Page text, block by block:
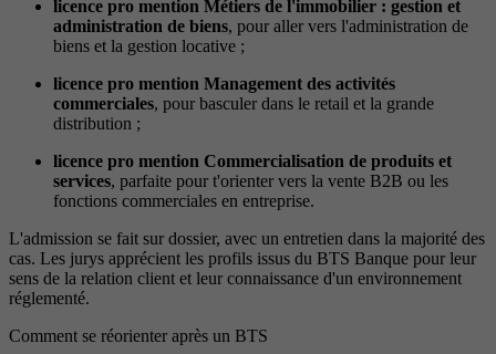
licence pro mention Métiers de l'immobilier : gestion et
administration de biens, pour aller vers l'administration de
biens et la gestion locative ;
licence pro mention Management des activités
commerciales, pour basculer dans le retail et la grande
distribution ;
licence pro mention Commercialisation de produits et
services, parfaite pour t'orienter vers la vente B2B ou les
fonctions commerciales en entreprise.
L'admission se fait sur dossier, avec un entretien dans la majorité des
cas. Les jurys apprécient les profils issus du BTS Banque pour leur
sens de la relation client et leur connaissance d'un environnement
réglementé.
Comment se réorienter après un BTS